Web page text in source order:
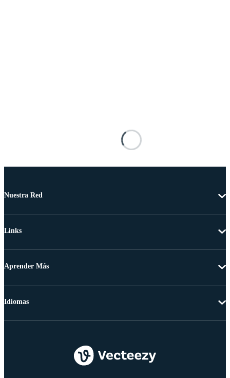
Nuestra Red
Links
Aprender Más
Idiomas